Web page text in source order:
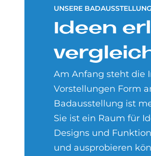
UNSERE BADAUSSTELLUNG
Ide­en
Am Anfang steht die
Vorstellungen Form
Badausstellung ist
Sie ist ein Raum für
Designs und
und ausprobieren